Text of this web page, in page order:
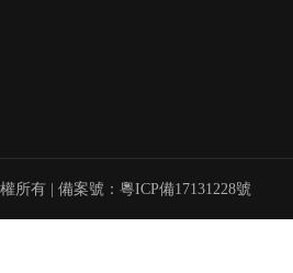
所有 | 備案號： 粵ICP備17131228號